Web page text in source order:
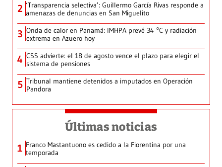
2 ‘Transparencia selectiva’: Guillermo García Rivas responde a
amenazas de denuncias en San Miguelito
3 Onda de calor en Panamá: IMHPA prevé 34 °C y radiación
extrema en Azuero hoy
4 CSS advierte: el 18 de agosto vence el plazo para elegir el
sistema de pensiones
5 Tribunal mantiene detenidos a imputados en Operación
Pandora
Últimas noticias
1 Franco Mastantuono es cedido a la Fiorentina por una
temporada